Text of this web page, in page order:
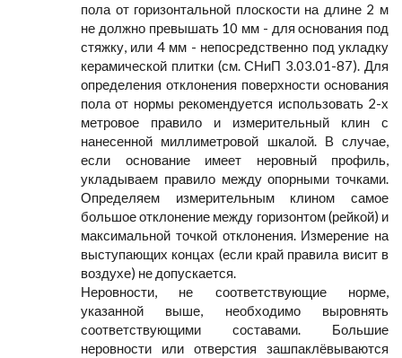
пола от горизонтальной плоскости на длине 2 м
не должно превышать 10 мм - для основания под
стяжку, или 4 мм - непосредственно под укладку
керамической плитки (см. СНиП 3.03.01-87). Для
определения отклонения поверхности основания
пола от нормы рекомендуется использовать 2-х
метровое правило и измерительный клин с
нанесенной миллиметровой шкалой. В случае,
если основание имеет неровный профиль,
укладываем правило между опорными точками.
Определяем измерительным клином самое
большое отклонение между горизонтом (рейкой) и
максимальной точкой отклонения. Измерение на
выступающих концах (если край правила висит в
воздухе) не допускается.
Неровности, не соответствующие норме,
указанной выше, необходимо выровнять
соответствующими составами. Большие
неровности или отверстия зашпаклёвываются